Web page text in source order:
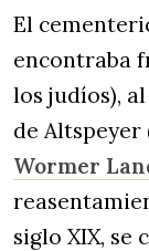
El
encontraba
los judíos),
de
Wormer
siglo XIX, se